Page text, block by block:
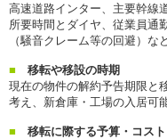
高速道路インター、主要幹線
所要時間とダイヤ、従業員通
（騒音クレーム等の回避）な
■ 移転や移設の時期
現在の物件の解約予告期限と
考え、新倉庫・工場の入居可
■ 移転に際する予算・コスト